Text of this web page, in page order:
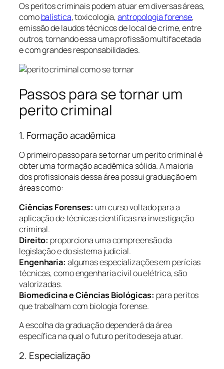
Os peritos criminais podem atuar em diversas áreas,
comobalística, toxicologia,antropologia forense,
emissão de laudos técnicos de local de crime, entre
outros, tornando essa uma profissão multifacetada
e com grandes responsabilidades.
Passos para se tornar um
perito criminal
1. Formação acadêmica
O primeiro passo para se tornar um perito criminal é
obter uma formação acadêmica sólida. A maioria
dos profissionais dessa área possui graduação em
áreas como:
Ciências Forenses: um curso voltado para a
aplicação de técnicas científicas na investigação
criminal.
Direito: proporciona uma compreensão da
legislação e do sistema judicial.
Engenharia: algumas especializações em perícias
técnicas, como engenharia civil ou elétrica, são
valorizadas.
Biomedicina e Ciências Biológicas: para peritos
que trabalham com biologia forense.
A escolha da graduação dependerá da área
específica na qual o futuro perito deseja atuar.
2. Especialização